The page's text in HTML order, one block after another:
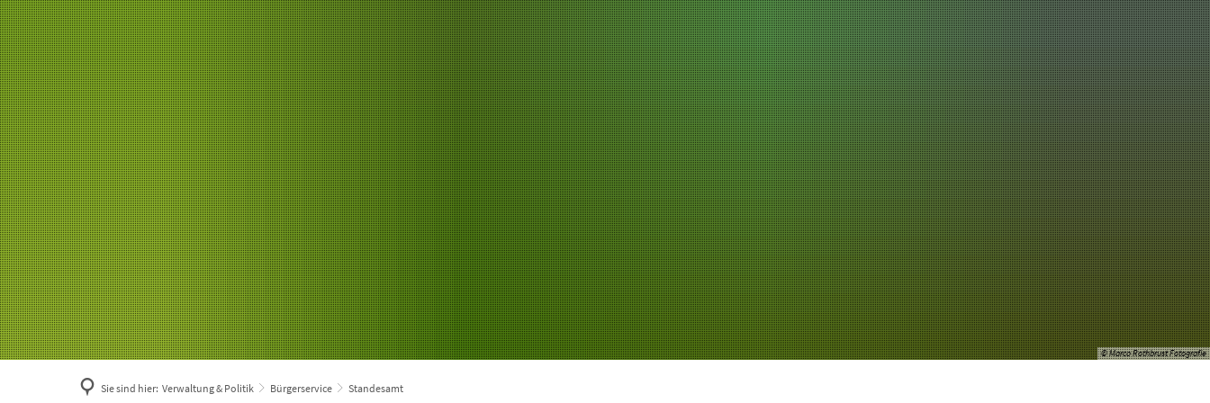
Verwaltung & Politik Unsere Region Wirtschaft Tourismus
© Marco Rothbrust Fotografie
Sie sind hier: Verwaltung & Politik Bürgerservice Standesamt